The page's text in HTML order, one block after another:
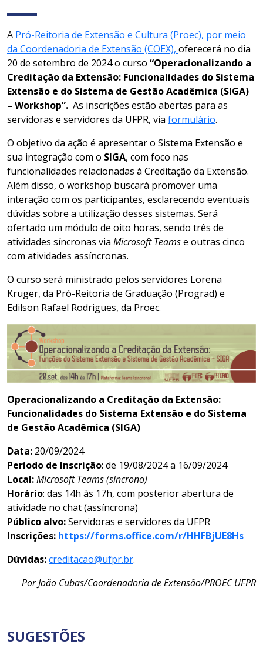
A Pró-Reitoria de Extensão e Cultura (Proec), por meio
da Coordenadoria de Extensão (COEX), oferecerá no dia
20 de setembro de 2024 o curso “Operacionalizando a
Creditação da Extensão: Funcionalidades do Sistema
Extensão e do Sistema de Gestão Acadêmica (SIGA)
– Workshop”. As inscrições estão abertas para as
servidoras e servidores da UFPR, via formulário.
O objetivo da ação é apresentar o Sistema Extensão e
sua integração com o SIGA, com foco nas
funcionalidades relacionadas à Creditação da Extensão.
Além disso, o workshop buscará promover uma
interação com os participantes, esclarecendo eventuais
dúvidas sobre a utilização desses sistemas. Será
ofertado um módulo de oito horas, sendo três de
atividades síncronas via Microsoft Teamse outras cinco
com atividades assíncronas.
O curso será ministrado pelos servidores Lorena
Kruger, da Pró-Reitoria de Graduação (Prograd) e
Edilson Rafael Rodrigues, da Proec.
Operacionalizando a Creditação da Extensão:
Funcionalidades do Sistema Extensão e do Sistema
de Gestão Acadêmica (SIGA)
Data: 20/09/2024
Período de Inscrição: de 19/08/2024 a 16/09/2024
Local:Microsoft Teams (síncrono)
Horário: das 14h às 17h, com posterior abertura de
atividade no chat (assíncrona)
Público alvo:Servidoras e servidores da UFPR
Inscrições: https://forms.office.com/r/HHFBjUE8Hs
Dúvidas:creditacao@ufpr.br.
Por João Cubas/Coordenadoria de Extensão/PROEC UFPR
SUGESTÕES